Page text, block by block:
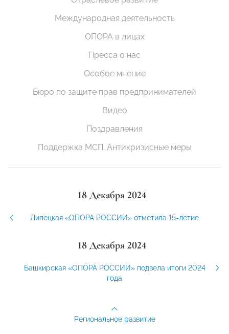
Международная деятельность
ОПОРА в лицах
Пресса о нас
Особое мнение
Бюро по защите прав предпринимателей
Видео
Поздравления
Поддержка МСП. Антикризисные меры
18 Декабря 2024
Липецкая «ОПОРА РОССИИ» отметила 15-летие
18 Декабря 2024
Башкирская «ОПОРА РОССИИ» подвела итоги 2024
года
Региональное развитие